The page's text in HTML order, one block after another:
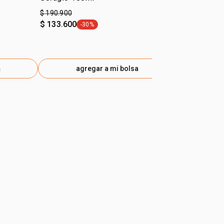
$ 190.900
$ 133.600 general.tag -30%
-30%
agregar a mi bolsa